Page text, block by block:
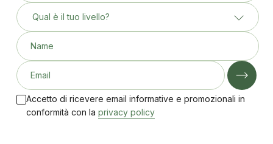
Qual è il tuo livello?
Name
Email
Accetto di ricevere email informative e promozionali in
conformità con la privacy policy